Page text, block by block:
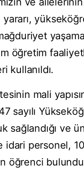
öğretim
kullanıldı.
mali
sayılı
sağlandığı ve
idari personel,
öğrenci